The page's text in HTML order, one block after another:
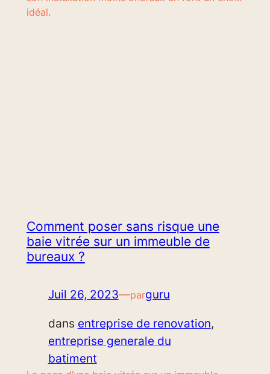
idéal.
Comment poser sans risque une
baie vitrée sur un immeuble de
bureaux ?
Juil 26, 2023—parguru
dans entreprise de renovation
entreprise generale du
batiment